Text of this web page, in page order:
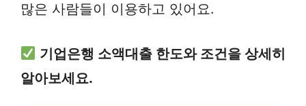
많은 사람들이 이용하고 있어요.
기업은행 소액대출 한도와 조건을 상세히
알아보세요.